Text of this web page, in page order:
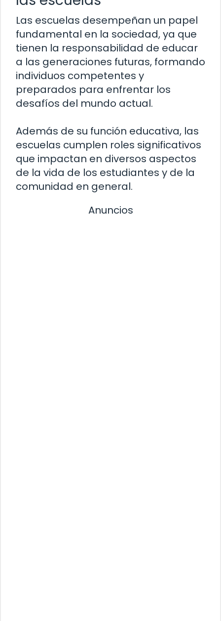
Las escuelas desempeñan un papel
fundamental en la sociedad, ya que
tienen la responsabilidad de educar
a las generaciones futuras, formando
individuos competentes y
preparados para enfrentar los
desafíos del mundo actual.
Además de su función educativa, las
escuelas cumplen roles significativos
que impactan en diversos aspectos
de la vida de los estudiantes y de la
comunidad en general.
Anuncios